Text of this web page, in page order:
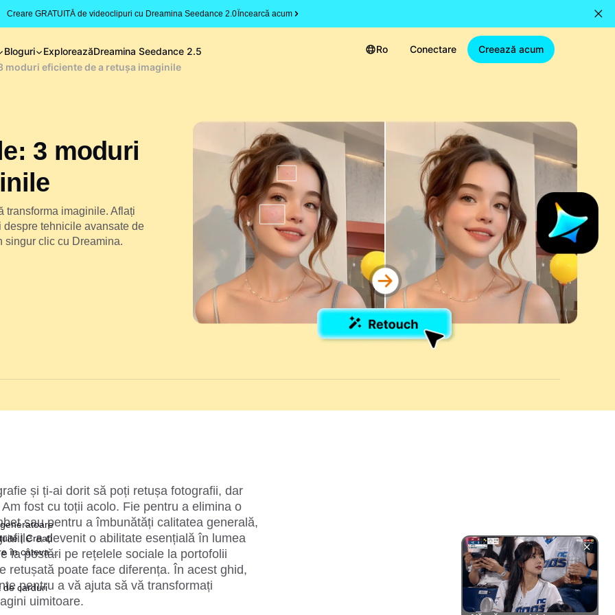
Creare GRATUITĂ de videoclipuri cu Dreamina Seedance 2.0Încearcă acum
Bloguri ExploreazăDreamina Seedance 2.5 Ro Conectare
Creează acum
moduri eficiente de a retușa imaginile
3 moduri
transforma imaginile. Aflați
tehnicile avansate de
singur clic cu Dreamina.
și ți-ai dorit să poți retușa fotografii, dar
fost cu toții acolo. Fie pentru a elimina o
sau pentru a îmbunătăți calitatea generală,
a devenit o abilitate esențială în lumea
la postări pe rețelele sociale la portofolii
retușată poate face diferența. În acest ghid,
pentru a vă ajuta să vă transformați
uimitoare.
| Creați
în câteva
de carduri